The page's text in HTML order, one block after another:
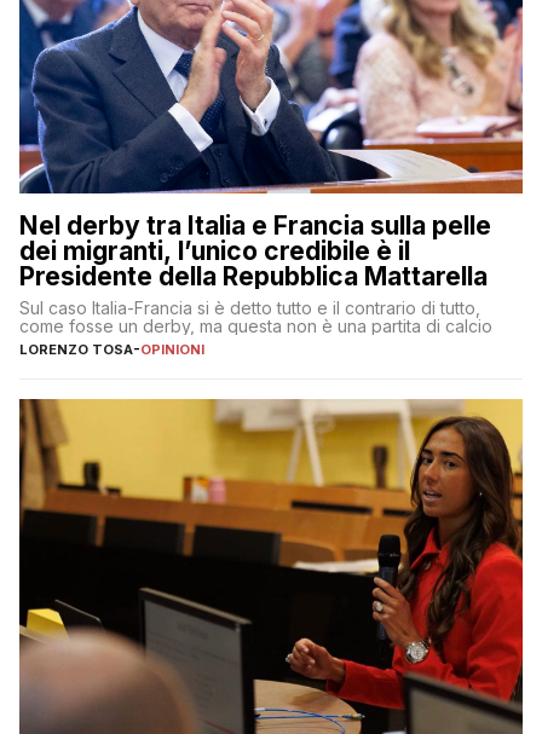
Nel derby tra Italia e Francia sulla pelle
dei migranti, l’unico credibile è il
Presidente della Repubblica Mattarella
Sul caso Italia-Francia si è detto tutto e il contrario di tutto,
come fosse un derby, ma questa non è una partita di calcio
LORENZO TOSA-OPINIONI